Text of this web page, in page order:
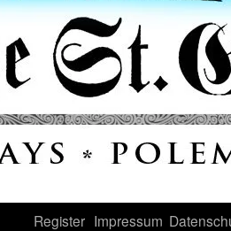
Register Impressum